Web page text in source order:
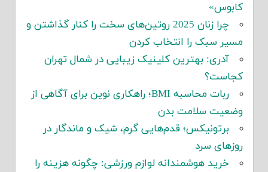
کابوس»
چرا زنان 2025 روتین‌های سخت را کنار گذاشتن و
مسیر سبک را انتخاب کردن
آدری: بهترین کلینیک زیبایی در شمال تهران
کجاست؟
ربات محاسبه BMI؛ راهکاری نوین برای آگاهی از
وضعیت سلامت بدن
برتونیکس؛ قدم‌هایی گرم، شیک و ماندگار در
روزهای سرد
خرید هوشمندانه لوازم ورزشی: چگونه هزینه را